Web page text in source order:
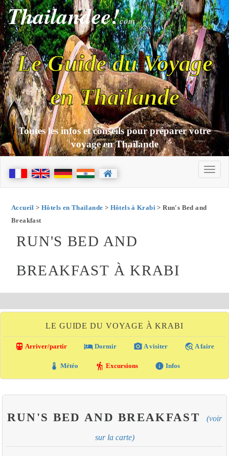
Thailandee!com
Le Guide du Voyage
en Thaïlande
Toutes les infos et conseils pour préparer votre
voyage en Thaïlande
Accueil > Hôtels en Thaïlande > Hôtels à Krabi > Run's Bed and
Breakfast
RUN'S BED AND
BREAKFAST À KRABI
LE GUIDE DU VOYAGE À KRABI
directions_transit Arriver/partir local_hotel Dormir photo_camera A visiter travel_explore A faire
thermostat Météo hiking Excursions info Infos
RUN'S BED AND BREAKFAST (voir
sur la carte)